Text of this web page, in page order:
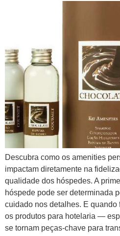
Descubra como os amenities
impactam diretamente na
qualidade dos hóspedes. A
hóspede pode ser determinada
cuidado nos detalhes. E
os produtos para hotelaria —
se tornam peças-chave para